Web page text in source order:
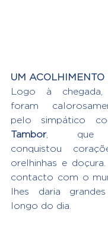
UM ACOLHIMENTO
Logo à chegada,
foram
Tambor, que
conquistou
orelhinhas e
contacto com o
lhes daria
longo do dia.